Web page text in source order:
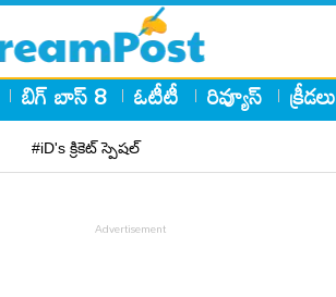
బిగ్ బాస్ 8 ఓటీటీ రివ్యూస్ క్రీడలు
#iD's క్రికెట్ స్పెషల్